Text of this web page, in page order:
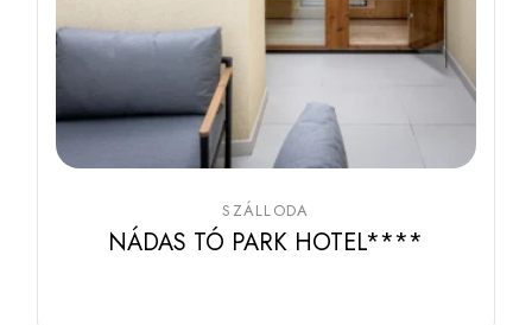
SZÁLLODA
NÁDAS TÓ PARK HOTEL****